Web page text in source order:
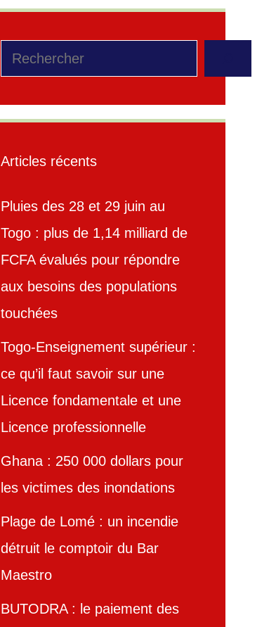
Rechercher
Articles récents
Pluies des 28 et 29 juin au
Togo : plus de 1,14 milliard de
FCFA évalués pour répondre
aux besoins des populations
touchées
Togo-Enseignement supérieur :
ce qu’il faut savoir sur une
Licence fondamentale et une
Licence professionnelle
Ghana : 250 000 dollars pour
les victimes des inondations
Plage de Lomé : un incendie
détruit le comptoir du Bar
Maestro
BUTODRA : le paiement des